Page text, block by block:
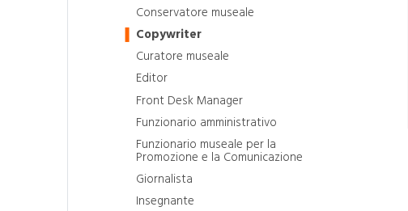
Conservatore museale
Copywriter
Curatore museale
Editor
Front Desk Manager
Funzionario amministrativo
Funzionario museale per la
Promozione e la Comunicazione
Giornalista
Insegnante